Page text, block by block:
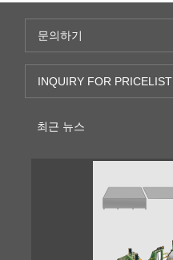
문의하기
INQUIRY FOR PRICELIST
최근 뉴스